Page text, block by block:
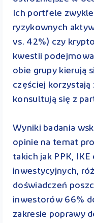
Ich portfele
ryzykownych
vs. 42%) czy
kwestii
obie grupy kierują
częściej korzystają
konsultują się z
Wyniki badania
opinie na temat
takich jak PPK,
inwestycyjnych,
doświadczeń
inwestorów 66%
zakresie poprawy